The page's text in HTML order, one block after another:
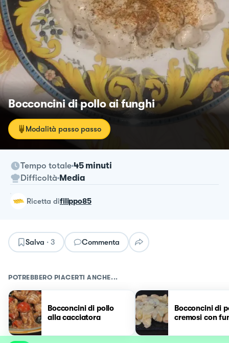
Bocconcini di pollo ai funghi
Modalità passo passo
Tempo totale 45 minuti
Difficoltà Media
ricetta difilippo85
Salva · 3 Commenta
POTREBBERO PIACERTI ANCHE...
Bocconcini di pollo
alla cacciatora
Bocconcini di
cremosi con